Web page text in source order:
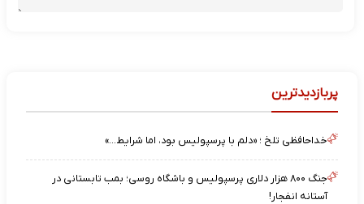
پربازدیدترین
خداحافظی تلخ ؛ «دلم با پرسپولیس بود، اما شرایط…»
جنگ ۸۰۰ هزار دلاری پرسپولیس و باشگاه روسی؛ بمب تابستانی در
آستانه انفجار!